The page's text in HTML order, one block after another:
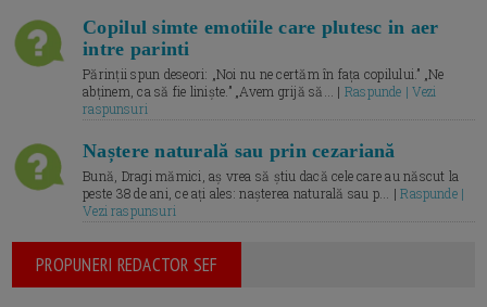
Copilul simte emotiile care plutesc in aer
intre parinti
Părinții spun deseori: „Noi nu ne certăm în fața copilului.” „Ne
abținem, ca să fie liniște.” „Avem grijă să... | Raspunde | Vezi
raspunsuri
Naștere naturală sau prin cezariană
Bună, Dragi mămici, aș vrea să știu dacă cele care au născut la
peste 38 de ani, ce ați ales: nașterea naturală sau p... |Raspunde |
Vezi raspunsuri
PROPUNERI REDACTOR SEF